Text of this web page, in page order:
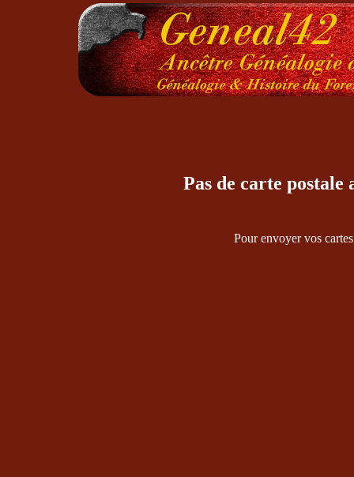
Pas de carte postale
Pour envoyer vos